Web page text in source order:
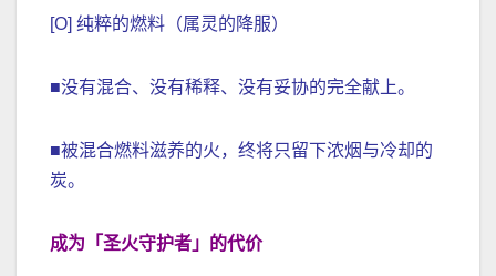
[O] 纯粹的燃料（属灵的降服）
■没有混合、没有稀释、没有妥协的完全献上。
■被混合燃料滋养的火，终将只留下浓烟与冷却的
炭。
成为「圣火守护者」的代价